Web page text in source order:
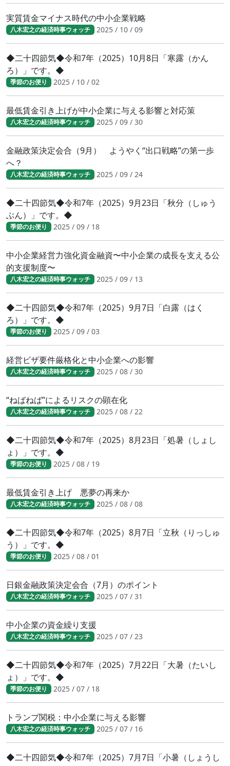
実質賃金マイナス時代の中小企業戦略
八木宏之の経済時事ウォッチ 2025 / 10 / 09
◆二十四節気◆令和7年（2025）10月8日「寒露（かん
ろ）」です。◆
季節のお便り 2025 / 10 / 02
最低賃金引き上げが中小企業に与える影響と対応策
八木宏之の経済時事ウォッチ 2025 / 09 / 30
金融政策決定会合（9月） ようやく“出口戦略”の第一歩
へ？
八木宏之の経済時事ウォッチ 2025 / 09 / 24
◆二十四節気◆令和7年（2025）9月23日「秋分（しゅう
ぶん）」です。◆
季節のお便り 2025 / 09 / 18
中小企業経営力強化資金融資〜中小企業の成長を支える公
的支援制度〜
八木宏之の経済時事ウォッチ 2025 / 09 / 13
◆二十四節気◆令和7年（2025）9月7日「白露（はく
ろ）」です。◆
季節のお便り 2025 / 09 / 03
経営ビザ要件厳格化と中小企業への影響
八木宏之の経済時事ウォッチ 2025 / 08 / 30
“ねばねば”によるリスクの顕在化
八木宏之の経済時事ウォッチ 2025 / 08 / 22
◆二十四節気◆令和7年（2025）8月23日「処暑（しょし
ょ）」です。◆
季節のお便り 2025 / 08 / 19
最低賃金引き上げ 悪夢の再来か
八木宏之の経済時事ウォッチ 2025 / 08 / 08
◆二十四節気◆令和7年（2025）8月7日「立秋（りっしゅ
う）」です。◆
季節のお便り 2025 / 08 / 01
日銀金融政策決定会合（7月）のポイント
八木宏之の経済時事ウォッチ 2025 / 07 / 31
中小企業の資金繰り支援
八木宏之の経済時事ウォッチ 2025 / 07 / 23
◆二十四節気◆令和7年（2025）7月22日「大暑（たいし
ょ）」です。◆
季節のお便り 2025 / 07 / 18
トランプ関税：中小企業に与える影響
八木宏之の経済時事ウォッチ 2025 / 07 / 16
◆二十四節気◆令和7年（2025）7月7日「小暑（しょうし